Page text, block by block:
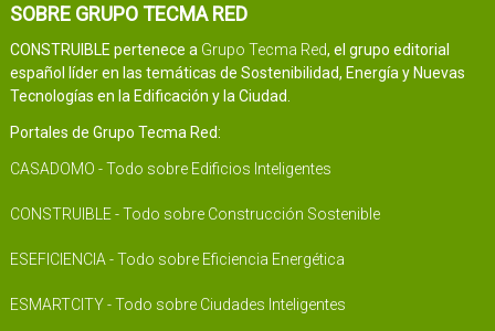
SOBRE GRUPO TECMA RED
CONSTRUIBLE pertenece a Grupo Tecma Red, el grupo editorial
español líder en las temáticas de Sostenibilidad, Energía y Nuevas
Tecnologías en la Edificación y la Ciudad.
Portales de Grupo Tecma Red:
CASADOMO - Todo sobre Edificios Inteligentes
CONSTRUIBLE - Todo sobre Construcción Sostenible
ESEFICIENCIA - Todo sobre Eficiencia Energética
ESMARTCITY - Todo sobre Ciudades Inteligentes